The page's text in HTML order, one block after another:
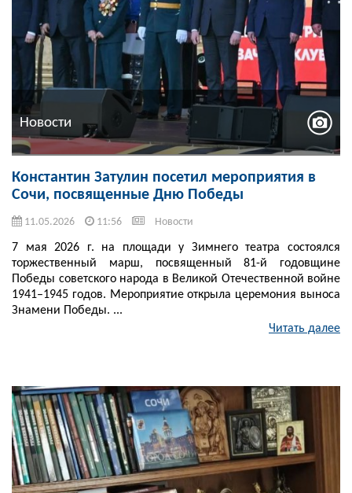
Новости
Константин Затулин посетил мероприятия в
Сочи, посвященные Дню Победы
11.05.2026 11:56 Новости
7 мая 2026 г. на площади у Зимнего театра состоялся
торжественный марш, посвященный 81-й годовщине
Победы советского народа в Великой Отечественной войне
1941–1945 годов. Мероприятие открыла церемония выноса
Знамени Победы. ...
Читать далее